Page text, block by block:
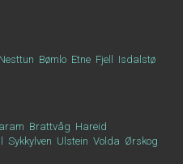
Nesttun Bømlo Etne Fjell
Isdalstø
Brattvåg Hareid
Sykkylven Ulstein Volda Ørskog